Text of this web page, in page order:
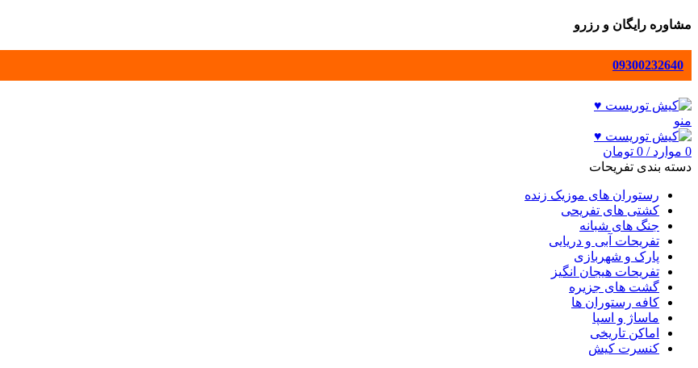
مشاوره رایگان و رزرو
09300232640
منو
0 موارد /
0 تومان
دسته بندی تفریحات
رستوران های موزیک زنده
کشتی های تفریحی
جنگ های شبانه
تفریحات آبی و دریایی
پارک و شهربازی
تفریحات هیجان انگیز
گشت های جزیره
کافه رستوران ها
ماساژ و اسپا
اماکن تاریخی
کنسرت کیش